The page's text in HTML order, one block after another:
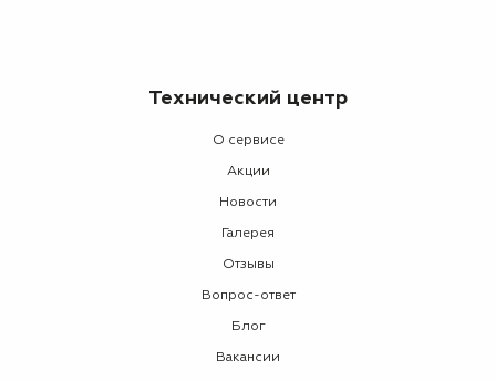
Технический центр
О сервисе
Акции
Новости
Галерея
Отзывы
Вопрос-ответ
Блог
Вакансии